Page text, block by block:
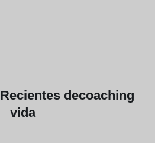
Recientes decoaching
vida